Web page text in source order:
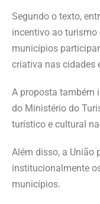
Segundo o texto,
incentivo ao turismo
municípios
criativa nas cidades
A proposta também
do Ministério do
turístico e cultural
Além disso, a União
institucionalmente
municípios.